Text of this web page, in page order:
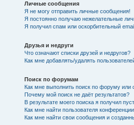
Личные сообщения
Я не могу отправить личные сообщения!
Я постоянно получаю нежелательные
Я получил спам или оскорбительный
Друзья и недруги
Что означают списки друзей и недругов?
Как мне добавлять/удалять
Поиск по форумам
Как мне выполнить поиск по форуму
Почему мой поиск не даёт результатов?
В результате моего поиска я получил
Как мне найти пользователя
Как мне найти свои сообщения и